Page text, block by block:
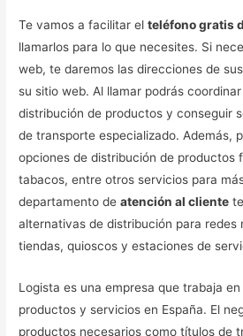
Te vamos a facilitar elteléfono gratis
llamarlos para lo que necesites. Si
web, te daremos las direcciones de
su sitio web. Al llamar podrás
distribución de productos y conseguir
de transporte especializado. Además,
opciones de distribución de productos
tabacos, entre otros servicios para
departamento deatención al cliente
alternativas de distribución para redes
tiendas, quioscos y estaciones de
Logista es una empresa que trabaja
productos y servicios en España. El
productos necesarios como títulos de